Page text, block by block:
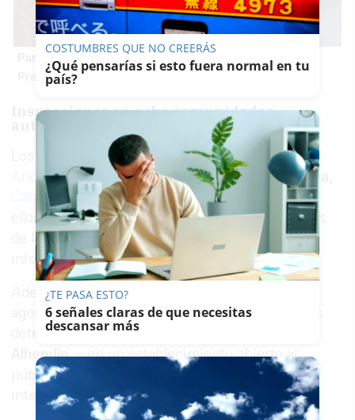
Parece ciencia ficción
Prepárate para alucinar con estas criaturas
Inspecciones en ocho comunidades
autónomas
Los locales inspeccionados se encontraban en
Andalucía, Aragón, Asturias, Castilla La Mancha,
Cataluña, Extremadura, Madrid y Valencia. En
ellos se comercializaban productos procedentes
de las empresas investigadas, según la
información facilitada por el Instituto Armado.
Además del registro de la nave de Peligros, los
agentes también actuaron en el domicilio de los
detenidos, situado en la localidad granadina de
Alhendín, y en un establecimiento abierto al
público en la capital granadina vinculado a los
integrantes del grupo investigado.
COSTUMBRES QUE NO CREERÁS
¿Qué pensarías si esto fuera normal en tu
país?
¿TE PASA ESTO?
6 señales claras de que necesitas
descansar más